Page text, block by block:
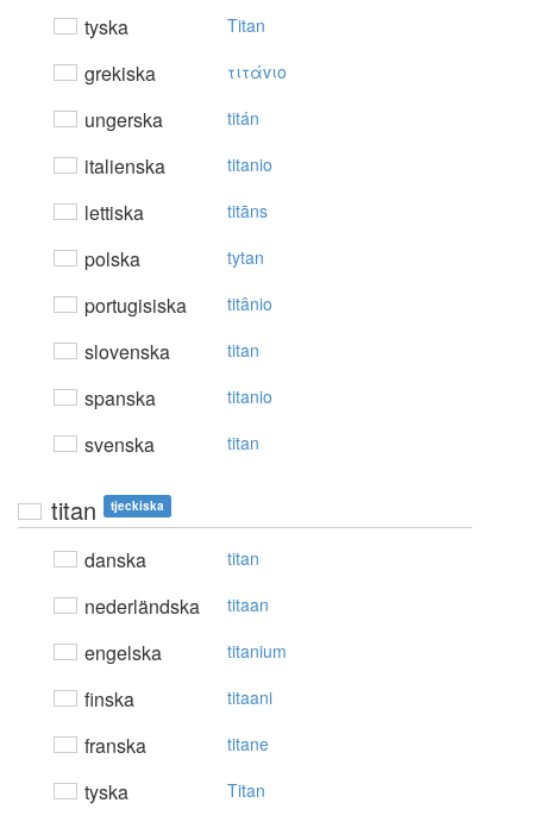
tyska Titan
grekiska τιτάvιo
ungerska titán
italienska titanio
lettiska titāns
polska tytan
portugisiska titânio
slovenska titan
spanska titanio
svenska titan
titan tjeckiska
danska titan
nederländska titaan
engelska titanium
finska titaani
franska titane
tyska Titan